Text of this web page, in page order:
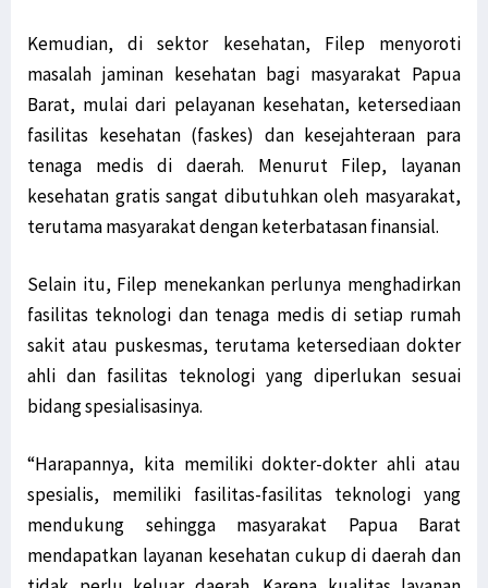
Kemudian, di sektor kesehatan, Filep menyoroti
masalah jaminan kesehatan bagi masyarakat Papua
Barat, mulai dari pelayanan kesehatan, ketersediaan
fasilitas kesehatan (faskes) dan kesejahteraan para
tenaga medis di daerah. Menurut Filep, layanan
kesehatan gratis sangat dibutuhkan oleh masyarakat,
terutama masyarakat dengan keterbatasan finansial.
Selain itu, Filep menekankan perlunya menghadirkan
fasilitas teknologi dan tenaga medis di setiap rumah
sakit atau puskesmas, terutama ketersediaan dokter
ahli dan fasilitas teknologi yang diperlukan sesuai
bidang spesialisasinya.
“Harapannya, kita memiliki dokter-dokter ahli atau
spesialis, memiliki fasilitas-fasilitas teknologi yang
mendukung sehingga masyarakat Papua Barat
mendapatkan layanan kesehatan cukup di daerah dan